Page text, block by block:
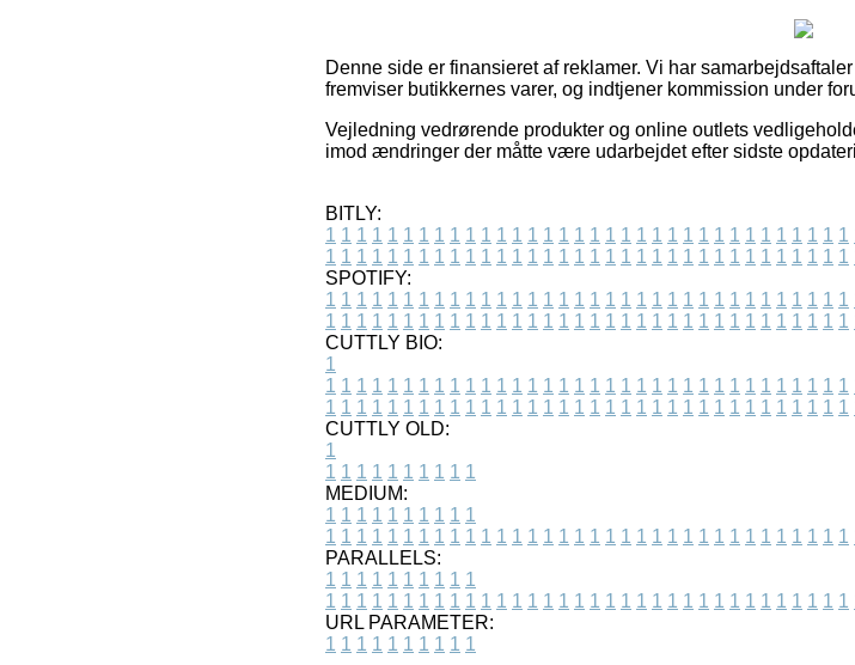
Denne side er finansieret af reklamer. Vi har
fremviser butikkernes varer, og indtjener kommission under
Vejledning vedrørende produkter og online outlets
imod ændringer der måtte være udarbejdet efter sidste
BITLY:
1 1 1 1 1 1 1 1 1 1 1 1 1 1 1 1 1 1 1 1 1 1 1 1 1 1 1 1 1 1 1 1 1 1
1 1 1 1 1 1 1 1 1 1 1 1 1 1 1 1 1 1 1 1 1 1 1 1 1 1 1 1 1 1 1 1 1 1
SPOTIFY:
1 1 1 1 1 1 1 1 1 1 1 1 1 1 1 1 1 1 1 1 1 1 1 1 1 1 1 1 1 1 1 1 1 1
1 1 1 1 1 1 1 1 1 1 1 1 1 1 1 1 1 1 1 1 1 1 1 1 1 1 1 1 1 1 1 1 1 1
CUTTLY BIO:
1
1 1 1 1 1 1 1 1 1 1 1 1 1 1 1 1 1 1 1 1 1 1 1 1 1 1 1 1 1 1 1 1 1 1
1 1 1 1 1 1 1 1 1 1 1 1 1 1 1 1 1 1 1 1 1 1 1 1 1 1 1 1 1 1 1 1 1 1
CUTTLY OLD:
1
1 1 1 1 1 1 1 1 1 1
MEDIUM:
1 1 1 1 1 1 1 1 1 1
1 1 1 1 1 1 1 1 1 1 1 1 1 1 1 1 1 1 1 1 1 1 1 1 1 1 1 1 1 1 1 1 1 1
PARALLELS:
1 1 1 1 1 1 1 1 1 1
1 1 1 1 1 1 1 1 1 1 1 1 1 1 1 1 1 1 1 1 1 1 1 1 1 1 1 1 1 1 1 1 1 1
URL PARAMETER:
1 1 1 1 1 1 1 1 1 1